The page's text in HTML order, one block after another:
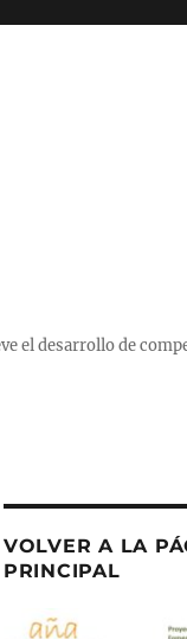
el desarrollo de
VOLVER A LA
PRINCIPAL